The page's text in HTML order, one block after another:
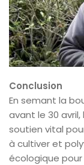
Conclusion
En semant la
avant le 30
soutien vital
à cultiver et
écologique